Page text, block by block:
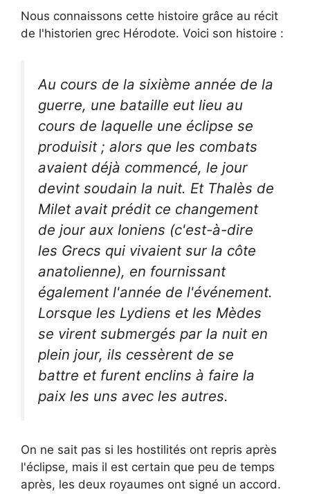
Nous connaissons cette histoire grâce au récit
de l'historien grec Hérodote. Voici son histoire :
Au cours de la sixième année de la
guerre, une bataille eut lieu au
cours de laquelle une éclipse se
produisit ; alors que les combats
avaient déjà commencé, le jour
devint soudain la nuit. Et Thalès de
Milet avait prédit ce changement
de jour aux Ioniens (c'est-à-dire
les Grecs qui vivaient sur la côte
anatolienne), en fournissant
également l'année de l'événement.
Lorsque les Lydiens et les Mèdes
se virent submergés par la nuit en
plein jour, ils cessèrent de se
battre et furent enclins à faire la
paix les uns avec les autres.
On ne sait pas si les hostilités ont repris après
l'éclipse, mais il est certain que peu de temps
après, les deux royaumes ont signé un accord.